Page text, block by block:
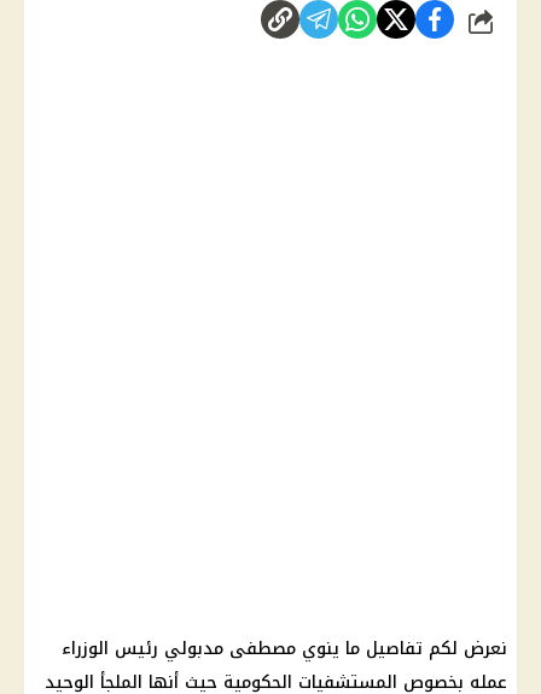
شارك
نعرض لكم تفاصيل ما ينوي مصطفى مدبولي رئيس الوزراء
عمله بخصوص المستشفيات الحكومية حيث أنها الملجأ الوحيد